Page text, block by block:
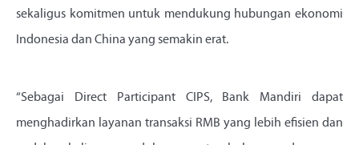
sekaligus komitmen untuk mendukung hubungan ekonomi
Indonesia dan China yang semakin erat.
“Sebagai Direct Participant CIPS, Bank Mandiri dapat
menghadirkan layanan transaksi RMB yang lebih efisien dan